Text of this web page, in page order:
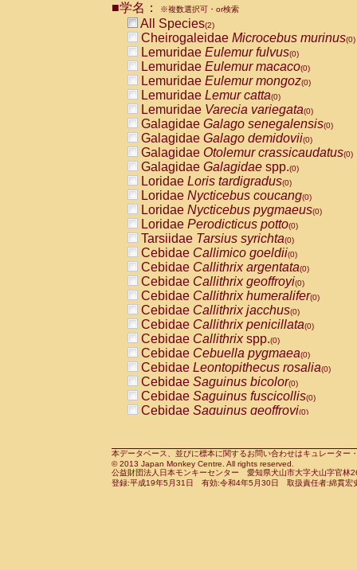
CebidaeCebus nigrivittatus
CebidaeCebus
CebidaeSaimiri boliviensis(0)
CebidaeSaimiri sciureus(0)
AtelidaeAlouatta caraya(0)
AtelidaeAlouatta fusca(0)
AtelidaeAlouatta seniculus
AtelidaeAlouattaspp.(0)
AtelidaeAteles belzebuth(0)
AtelidaeAteles geoffroyi(0)
AtelidaeAteles paniscus(0)
AtelidaeAtelesspp.(0)
Atelidae Lagothrix lagothricha
AtelidaeLagothrix lagothricha cana
PitheciidaeCacajao calvus
PitheciidaeCallicebus cupreus
PitheciidaeCallicebus donacophilus
PitheciidaeCallicebus moloch
PitheciidaeCallicebus torquatus
PitheciidaeCallicebusspp.(0)
PitheciidaeChiropotes satanas(0)
PitheciidaePithecia monachus
PitheciidaePithecia pithecia(0)
CercopithecidaeCercocebus agilis
CercopithecidaeCercocebus
CercopithecidaeCercocebus
CercopithecidaeCercocebus
CercopithecidaeCercocebus
CercopithecidaeCercocebushybrid
CercopithecidaePapio anubis(0)
CercopithecidaePapio cynocephalus
CercopithecidaePapio hamadryas(0)
■学名： ※複数選択可・or検索
All Species(2)
Cheirogaleidae Microcebus murinus(0)
Lemuridae Eulemur fulvus(0)
Lemuridae Eulemur macaco(0)
Lemuridae Eulemur mongoz(0)
Lemuridae Lemur catta(0)
Lemuridae Varecia variegata(0)
Galagidae Galago senegalensis(0)
Galagidae Galago demidovii(0)
Galagidae Otolemur crassicaudatus(0)
Galagidae Galagidae spp.(0)
Loridae Loris tardigradus(0)
Loridae Nycticebus coucang(0)
Loridae Nycticebus pygmaeus(0)
Loridae Perodicticus potto(0)
Tarsiidae Tarsius syrichta(0)
Cebidae Callimico goeldii(0)
Cebidae Callithrix argentata(0)
Cebidae Callithrix geoffroyi(0)
Cebidae Callithrix humeralifer(0)
Cebidae Callithrix jacchus(0)
Cebidae Callithrix penicillata(0)
Cebidae Callithrixspp.(0)
Cebidae Cebuella pygmaea(0)
Cebidae Leontopithecus rosalia(0)
Cebidae Saguinus bicolor(0)
Cebidae Saguinus fuscicollis(0)
Cebidae Saguinus geoffroyi(0)
CebidaeSaguinus leucopus(0)
CebidaeSaguinus midas(0)
Cebidae Saguinus mystax(0)
本データベース、並びに標本に関するお問い合わせはキュレータ
© 2013 Japan Monkey Centre. All rights reserved.
公益財団法人日本モンキーセンター 愛知県犬山市大字犬山字官
登録:平成19年5月31日 有効:令和4年5月30日 取扱責任者:綿貫宏